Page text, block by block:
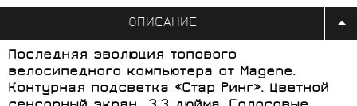
ОПИСАНИЕ
Последняя эволюция топового
велосипедного компьютера от Magene.
Контурная подсветка «Стар Ринг». Цветной